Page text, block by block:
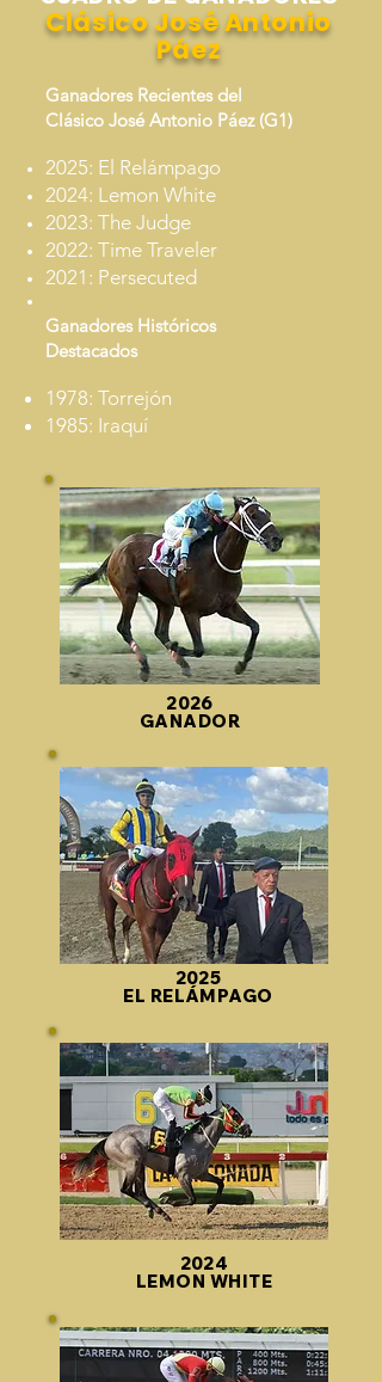
Clásico José Antonio
Páez
Ganadores Recientes del
Clásico José Antonio Páez (G1)
2025: El Relámpago
2024: Lemon White
2023: The Judge
2022: Time Traveler
2021: Persecuted
Ganadores Históricos
Destacados
1978: Torrejón
1985: Iraquí
2026
GANADOR
2025
EL RELÁMPAGO
2024
LEMON WHITE